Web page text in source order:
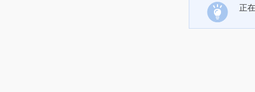
正